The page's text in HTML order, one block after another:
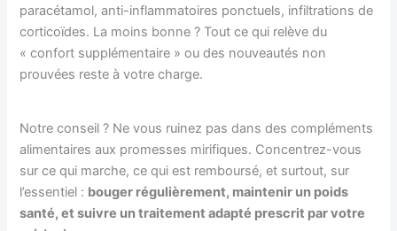
paracétamol, anti-inflammatoires ponctuels, infiltrations de
corticoïdes. La moins bonne ? Tout ce qui relève du
« confort supplémentaire » ou des nouveautés non
prouvées reste à votre charge.
Notre conseil ? Ne vous ruinez pas dans des compléments
alimentaires aux promesses mirifiques. Concentrez-vous
sur ce qui marche, ce qui est remboursé, et surtout, sur
l’essentiel : bouger régulièrement, maintenir un poids
santé, et suivre un traitement adapté prescrit par votre